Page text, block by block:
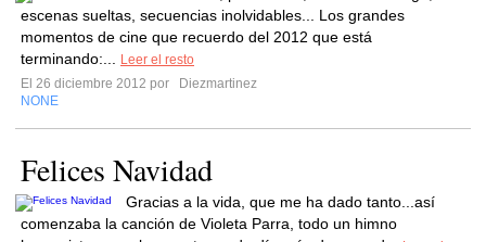
escenas sueltas, secuencias inolvidables... Los grandes
momentos de cine que recuerdo del 2012 que está
terminando:...
Leer el resto
El 26 diciembre 2012 por
Diezmartinez
NONE
Felices Navidad
Gracias a la vida, que me ha dado tanto...así
comenzaba la canción de Violeta Parra, todo un himno